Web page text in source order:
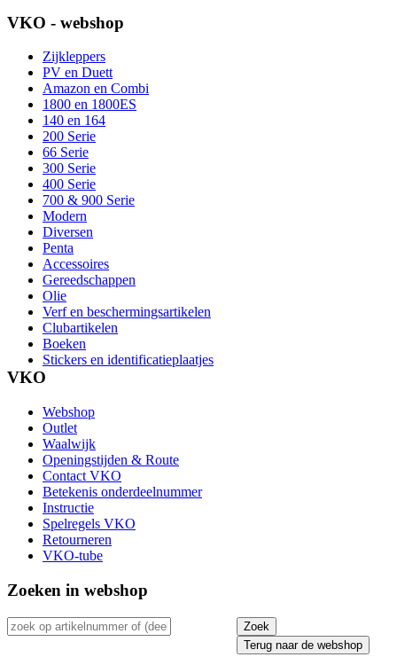
VKO - webshop
Zijkleppers
PV en Duett
Amazon en Combi
1800 en 1800ES
140 en 164
200 Serie
66 Serie
300 Serie
400 Serie
700 & 900 Serie
Modern
Diversen
Penta
Accessoires
Gereedschappen
Olie
Verf en beschermingsartikelen
Clubartikelen
Boeken
Stickers en identificatieplaatjes
VKO
Webshop
Outlet
Waalwijk
Openingstijden & Route
Contact VKO
Betekenis onderdeelnummer
Instructie
Spelregels VKO
Retourneren
VKO-tube
Zoeken in webshop
Terug naar de webshop